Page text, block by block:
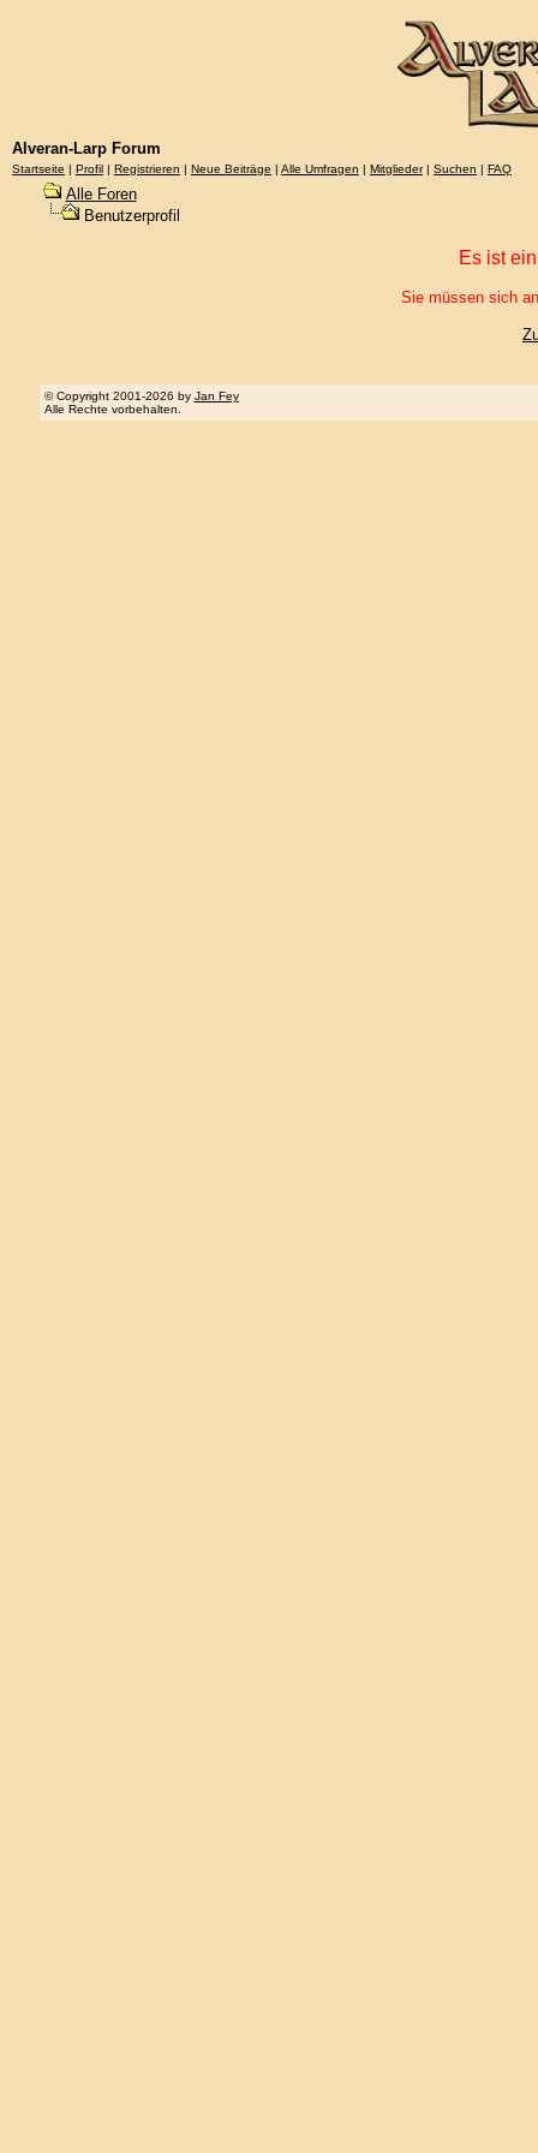
Alveran-Larp Forum
Startseite | Profil | Registrieren | Neue Beiträge | Alle Umfragen | Mitglieder| Suchen | FAQ
Alle Foren
Benutzerprofil
Es ist
Sie müssen sich
© Copyright 2001-2026 by Jan Fey
Alle Rechte vorbehalten.